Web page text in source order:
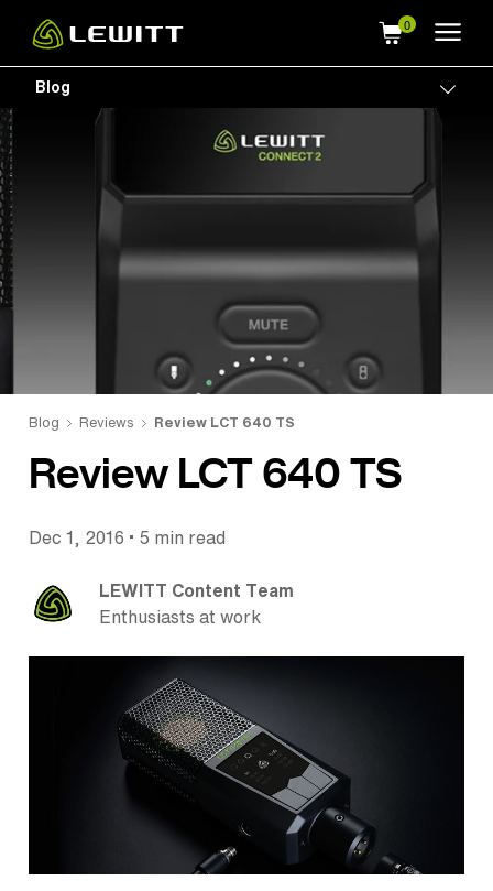
main
content
Blog
Blog Reviews Review LCT 640 TS
Review LCT 640 TS
Dec 1, 2016 • 5 min read
LEWITT Content Team
Enthusiasts at work